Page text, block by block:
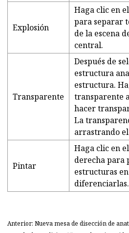
Explosión
Haga clic en
para separar
de la escena
central.
Transparente
Después de
estructura
estructura.
transparente
hacer
La
arrastrando
Pintar
Haga clic en
derecha para
estructuras
diferenciarlas.
Anterior: Nueva mesa de disección de